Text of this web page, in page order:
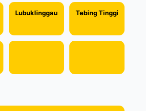
Lubuklinggau Tebing Tinggi